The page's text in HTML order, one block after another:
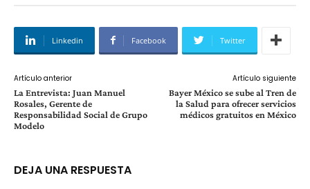
Linkedin Facebook Twitter
Artículo anterior
La Entrevista: Juan Manuel
Rosales, Gerente de
Responsabilidad Social de Grupo
Modelo
Artículo siguiente
Bayer México se sube al Tren de
la Salud para ofrecer servicios
médicos gratuitos en México
DEJA UNA RESPUESTA